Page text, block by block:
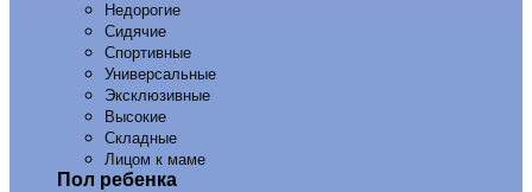
Недорогие
Сидячие
Спортивные
Универсальные
Эксклюзивные
Высокие
Складные
Лицом к маме
Пол ребенка